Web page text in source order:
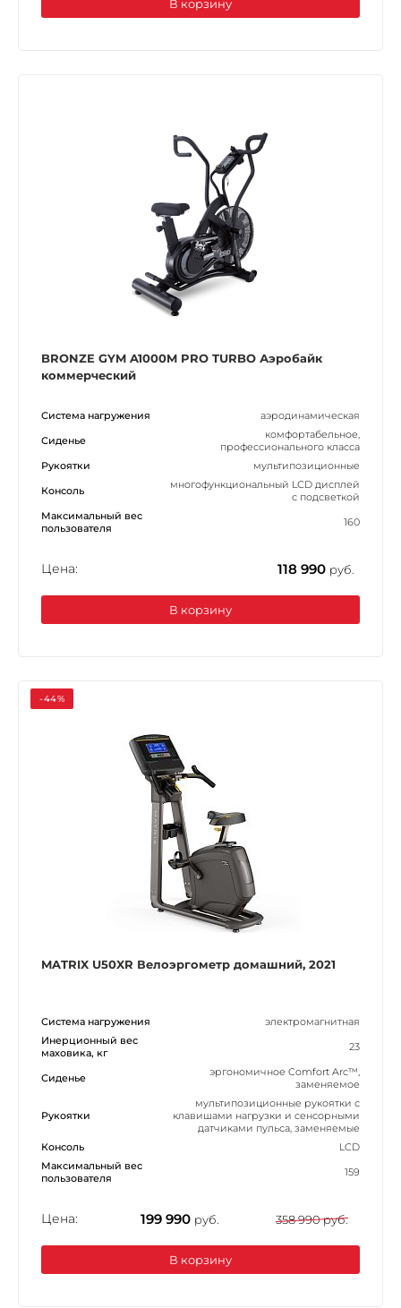
В корзину
BRONZE GYM A1000M PRO TURBO Аэробайк
коммерческий
Система нагружения
аэродинамическая
Сиденье
комфортабельное,
профессионального класса
Рукоятки
мультипозиционные
Консоль
многофункциональный LСD дисплей
с подсветкой
Максимальный вес
пользователя
160
Цена: 118 990 руб.
В корзину
-44%
MATRIX U50XR Велоэргометр домашний, 2021
Система нагружения
электромагнитная
Инерционный вес
маховика, кг
23
Сиденье
эргономичное Comfort Arc™,
заменяемое
Рукоятки
мультипозиционные рукоятки с
клавишами нагрузки и сенсорными
датчиками пульса, заменяемые
Консоль
LCD
Максимальный вес
пользователя
159
Цена: 199 990 руб. 358 990 руб.
В корзину